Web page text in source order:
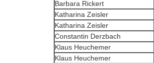
Barbara Rickert
Katharina Zeisler
Katharina Zeisler
Constantin Derzbach
Klaus Heuchemer
Klaus Heuchemer